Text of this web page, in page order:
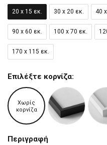
20 x 15 εκ. 30 x 20 εκ. 40
90 x 60 εκ. 100 x 70 εκ.
170 x 115 εκ.
Επιλέξτε κορνίζα:
Χωρίς
κορνίζα
Περιγραφή